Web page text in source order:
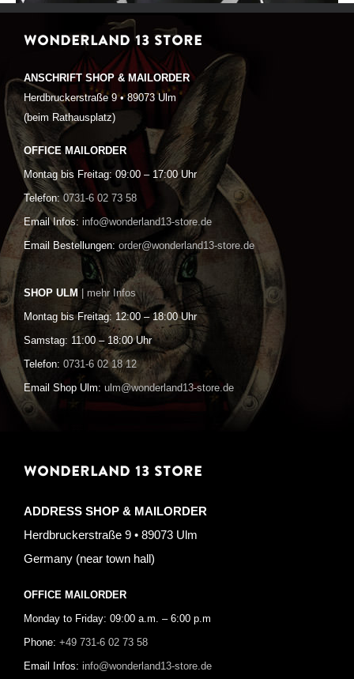
WONDERLAND 13 STORE
ANSCHRIFT SHOP & MAILORDER
Herdbruckerstraße 9 • 89073 Ulm
(beim Rathausplatz)
OFFICE MAILORDER
Montag bis Freitag: 09:00 – 17:00 Uhr
Telefon: 0731-6 02 73 58
Email Infos: info@wonderland13-store.de
Email Bestellungen: order@wonderland13-store.de
SHOP ULM | mehr Infos
Montag bis Freitag: 12:00 – 18:00 Uhr
Samstag: 11:00 – 18:00 Uhr
Telefon: 0731-6 02 18 12
Email Shop Ulm: ulm@wonderland13-store.de
WONDERLAND 13 STORE
ADDRESS SHOP & MAILORDER
Herdbruckerstraße 9 • 89073 Ulm
Germany (near town hall)
OFFICE MAILORDER
Monday to Friday: 09:00 a.m. – 6:00 p.m
Phone: +49 731-6 02 73 58
Email Infos: info@wonderland13-store.de